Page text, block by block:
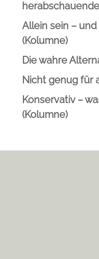
Allein sein –
(Kolumne)
Die wahre
Nicht genug für
Konservativ –
(Kolumne)